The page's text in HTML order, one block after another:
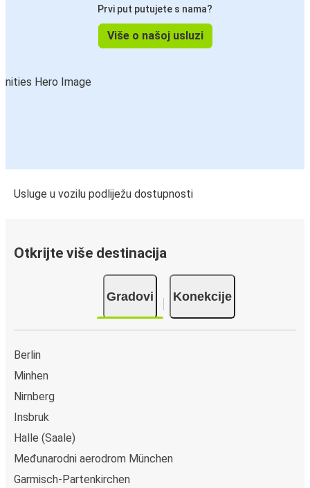
Prvi put putujete s nama?
Više o našoj usluzi
Usluge u vozilu podliježu dostupnosti
Otkrijte više destinacija
Gradovi Konekcije
Berlin
Minhen
Nirnberg
Insbruk
Halle (Saale)
Međunarodni aerodrom München
Garmisch-Partenkirchen